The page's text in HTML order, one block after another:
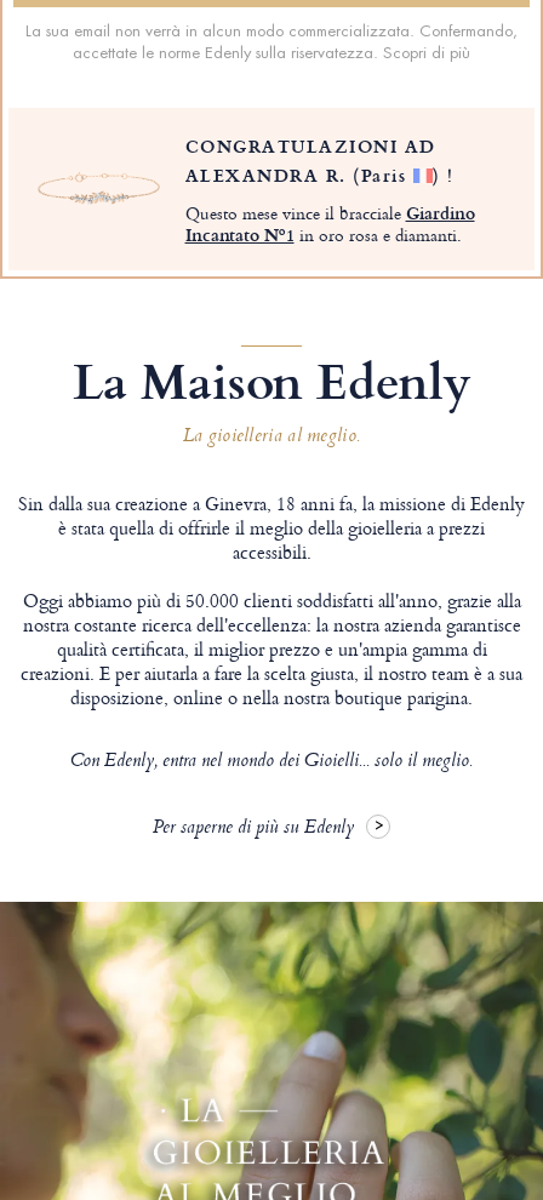
La sua email non verrà in alcun modo commercializzata. Confermando,
accettate le norme Edenly sulla riservatezza. Scopri di più
CONGRATULAZIONI AD
ALEXANDRA R. (Paris ) !
Questo mese vince il braccialeGiardino
Incantato Nº1 in oro rosa e diamanti.
La Maison Edenly
La gioielleria al meglio.
Sin dalla sua creazione a Ginevra, 18 anni fa, la missione di Edenly
è stata quella di offrirle il meglio della gioielleria a prezzi
accessibili.
Oggi abbiamo più di 50.000 clienti soddisfatti all'anno, grazie alla
nostra costante ricerca dell'eccellenza: la nostra azienda garantisce
qualità certificata, il miglior prezzo e un'ampia gamma di
creazioni. E per aiutarla a fare la scelta giusta, il nostro team è a sua
disposizione, online o nella nostra boutique parigina.
Con Edenly, entra nel mondo dei Gioielli... solo il meglio.
Per saperne di più su Edenly